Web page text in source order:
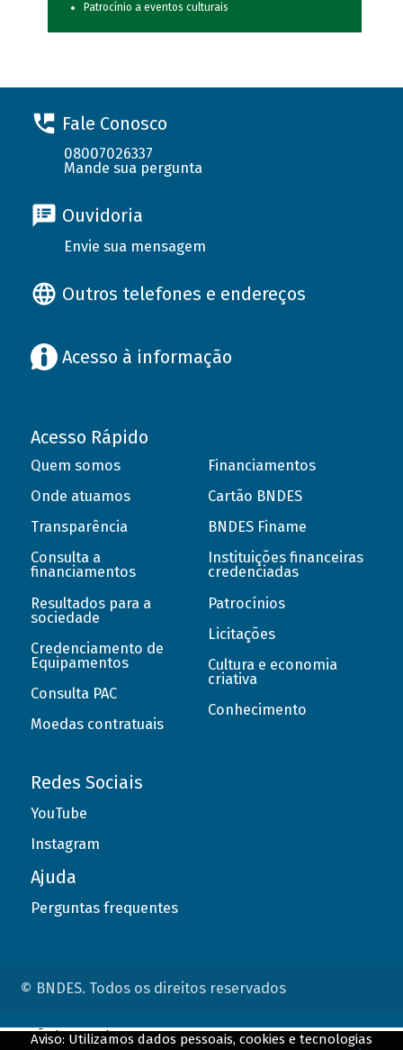
Patrocínio a eventos culturais
Fale Conosco
08007026337
Mande sua pergunta
Ouvidoria
Envie sua mensagem
Outros telefones e endereços
Acesso à informação
Acesso Rápido
Quem somos
Onde atuamos
Transparência
Consulta a
financiamentos
Resultados para a
sociedade
Credenciamento de
Equipamentos
Consulta PAC
Moedas contratuais
Financiamentos
Cartão BNDES
BNDES Finame
Instituições financeiras
credenciadas
Patrocínios
Licitações
Cultura e economia
criativa
Conhecimento
Redes Sociais
YouTube
Instagram
Ajuda
Perguntas frequentes
© BNDES. Todos os direitos reservados
Aviso: Utilizamos dados pessoais, cookies e tecnologias
ConteÃºdo complementar